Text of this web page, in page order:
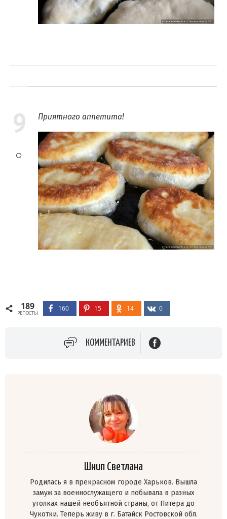
9 Приятного аппетита!
189
РЕПОСТЫ
160 15 14 0
КОММЕНТАРИЕВ
Шнип Светлана
Родилась я в прекрасном городе Харьков. Вышла
замуж за военнослужащего и побывала в разных
уголках нашей необъятной страны, от Питера до
Чукотки. Теперь живу в г. Батайск Ростовской обл.